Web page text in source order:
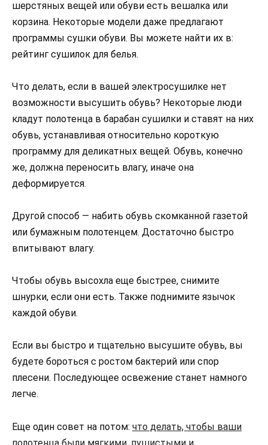
шерстяных вещей или обуви есть вешалка или
корзина. Некоторые модели даже предлагают
программы сушки обуви. Вы можете найти их в:
рейтинг сушилок для белья.
Что делать, если в вашей электросушилке нет
возможности высушить обувь? Некоторые люди
кладут полотенца в барабан сушилки и ставят на них
обувь, устанавливая относительно короткую
программу для деликатных вещей. Обувь, конечно
же, должна переносить влагу, иначе она
деформируется.
Другой способ — набить обувь скомканной газетой
или бумажным полотенцем. Достаточно быстро
впитывают влагу.
Чтобы обувь высохла еще быстрее, снимите
шнурки, если они есть. Также поднимите язычок
каждой обуви.
Если вы быстро и тщательно высушите обувь, вы
будете бороться с ростом бактерий или спор
плесени. Последующее освежение станет намного
легче.
Еще один совет на потом: что делать, чтобы ваши
полотенца были мягкими, пушистыми и